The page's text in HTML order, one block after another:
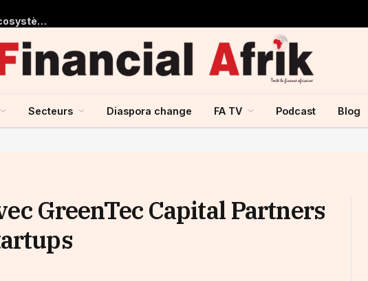
Le président de la BIDC plaide pour la mise en place d’un écosystème régional porté par l’IA lors de la première conférence sur l’intelligence artificielle dans les secteurs de la santé et de la pharmacie
Secteurs Diaspora change FA TV Podcast Blog
GreenTec Capital Partners